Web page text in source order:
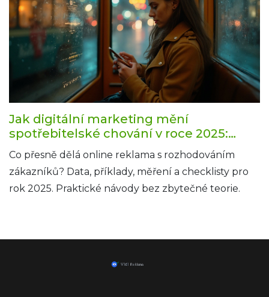
Jak digitální marketing mění
spotřebitelské chování v roce 2025:
data, příklady, checklist
Co přesně dělá online reklama s rozhodováním
zákazníků? Data, příklady, měření a checklisty pro
rok 2025. Praktické návody bez zbytečné teorie.